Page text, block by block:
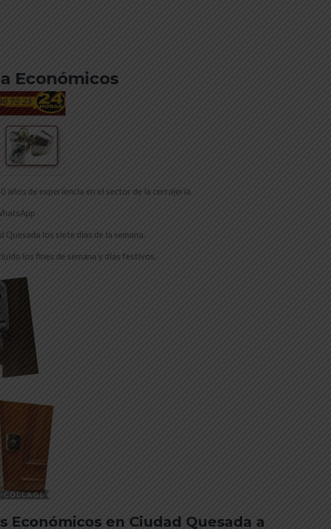
Económicos
años de experiencia en el sector de la cerrajería.
los siete días de la semana.
los fines de semana y días festivos.
Económicos en Ciudad Quesada a